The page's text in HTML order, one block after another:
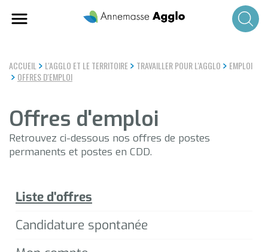
ACCUEIL L'AGGLO ET LE TERRITOIRE TRAVAILLER POUR L'AGGLO
EMPLOI
OFFRES D'EMPLOI
Offres d'emploi
Retrouvez ci-dessous nos offres de postes
permanents et postes en CDD.